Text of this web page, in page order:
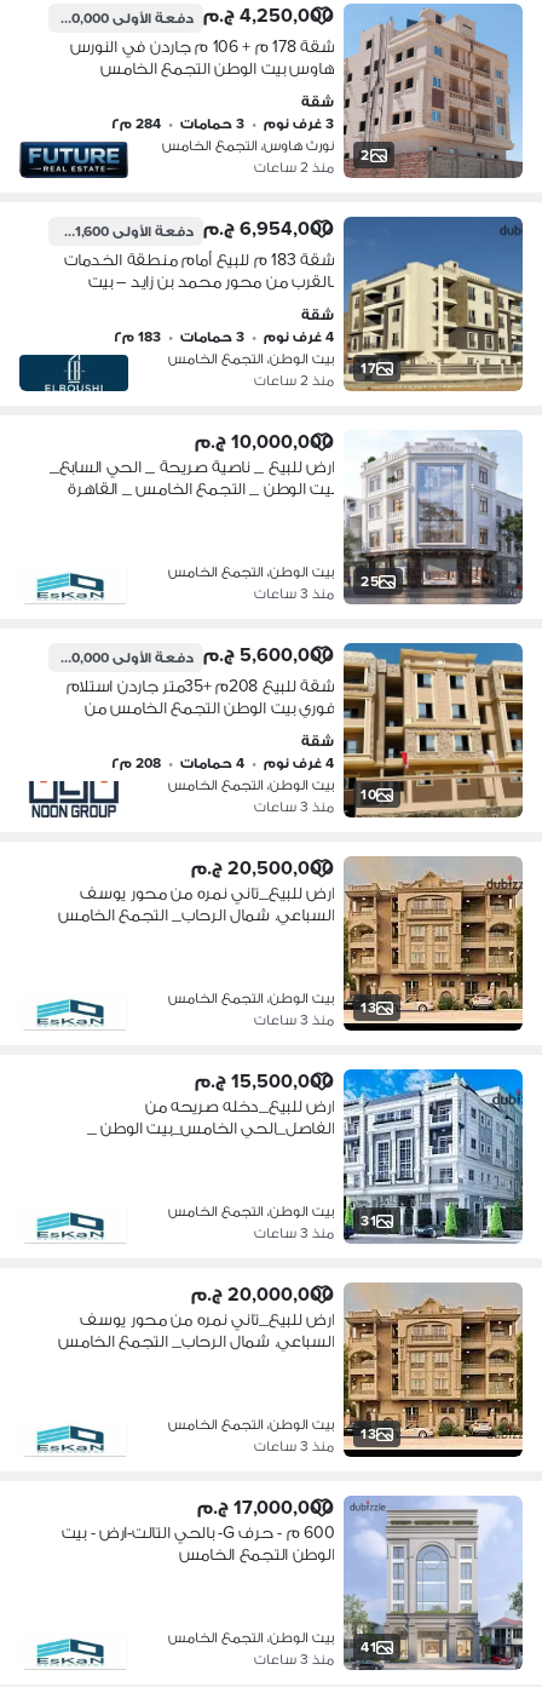
2
4,250,000 ج.م دفعة الأولى2,500,000 ج.م
شقة 178 م + 106 م جاردن في النورس
هاوس بيت الوطن التجمع الخامس
شقة
3 غرف نوم
• 3 حمامات • 284 م٢
نورث هاوس، التجمع الخامس
منذ 2 ساعات
17
6,954,000 ج.م دفعة الأولى2,781,600 ج.م
شقة 183 م للبيع أمام منطقة الخدمات
بالقرب من محور محمد بن زايد – بيت
الوطن الحي الثامن
شقة
4 غرف نوم
• 3 حمامات • 183 م٢
بيت الوطن، التجمع الخامس
منذ 2 ساعات
25
10,000,000 ج.م
ارض للبيع _ ناصية صريحة _ الحي السابع_
بيت الوطن _ التجمع الخامس _ القاهرة
بيت الوطن، التجمع الخامس
منذ 3 ساعات
10
5,600,000 ج.م دفعة الأولى2,800,000 ج.م
شقة للبيع 208م +35متر جاردن استلام
فوري بيت الوطن التجمع الخامس من
المالك مباشرة - اقل سعر للمتر
شقة
4 غرف نوم
• 4 حمامات • 208 م٢
بيت الوطن، التجمع الخامس
منذ 3 ساعات
13
20,500,000 ج.م
ارض للبيع_تاني نمره من محور يوسف
السباعي. شمال الرحاب_ التجمع الخامس
بيت الوطن، التجمع الخامس
منذ 3 ساعات
31
15,500,000 ج.م
ارض للبيع_دخله صريحه من
الفاصل_الحي الخامس_بيت الوطن _
بيت الوطن، التجمع الخامس
منذ 3 ساعات
13
20,000,000 ج.م
ارض للبيع_تاني نمره من محور يوسف
السباعي. شمال الرحاب_ التجمع الخامس
بيت الوطن، التجمع الخامس
منذ 3 ساعات
41
17,000,000 ج.م
600 م - حرف G- بالحي التالت-ارض - بيت
الوطن التجمع الخامس
بيت الوطن، التجمع الخامس
منذ 3 ساعات